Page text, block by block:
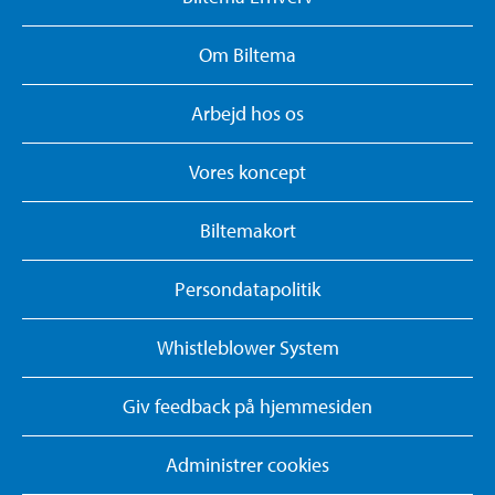
Om Biltema
Arbejd hos os
Vores koncept
Biltemakort
Persondatapolitik
Whistleblower System
Giv feedback på hjemmesiden
Administrer cookies